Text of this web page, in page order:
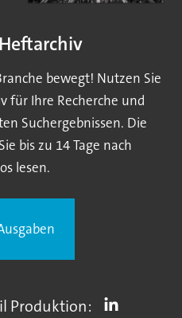
bewegt! Nutzen Sie
für Ihre Recherche und
Suchergebnissen. Die
bis zu 14 Tage nach
lesen.
Produktion: